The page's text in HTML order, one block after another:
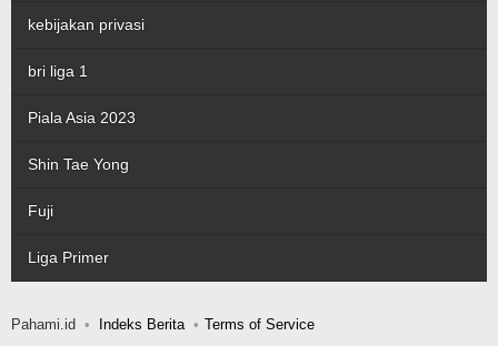
kebijakan privasi
bri liga 1
Piala Asia 2023
Shin Tae Yong
Fuji
Liga Primer
Pahami.id Indeks Berita Terms of Service